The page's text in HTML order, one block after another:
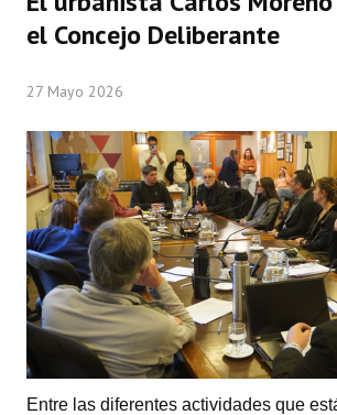
Comisiones Permanentes
Concejales Mandato Cumplido
Programas
LEGISLACIÓN
Constitución Nacional
Constitución Provincial
Carta Orgánica 2007
Reglamento Interno
el Concejo Deliberante
27 Mayo 2026
Entre las diferentes actividades que